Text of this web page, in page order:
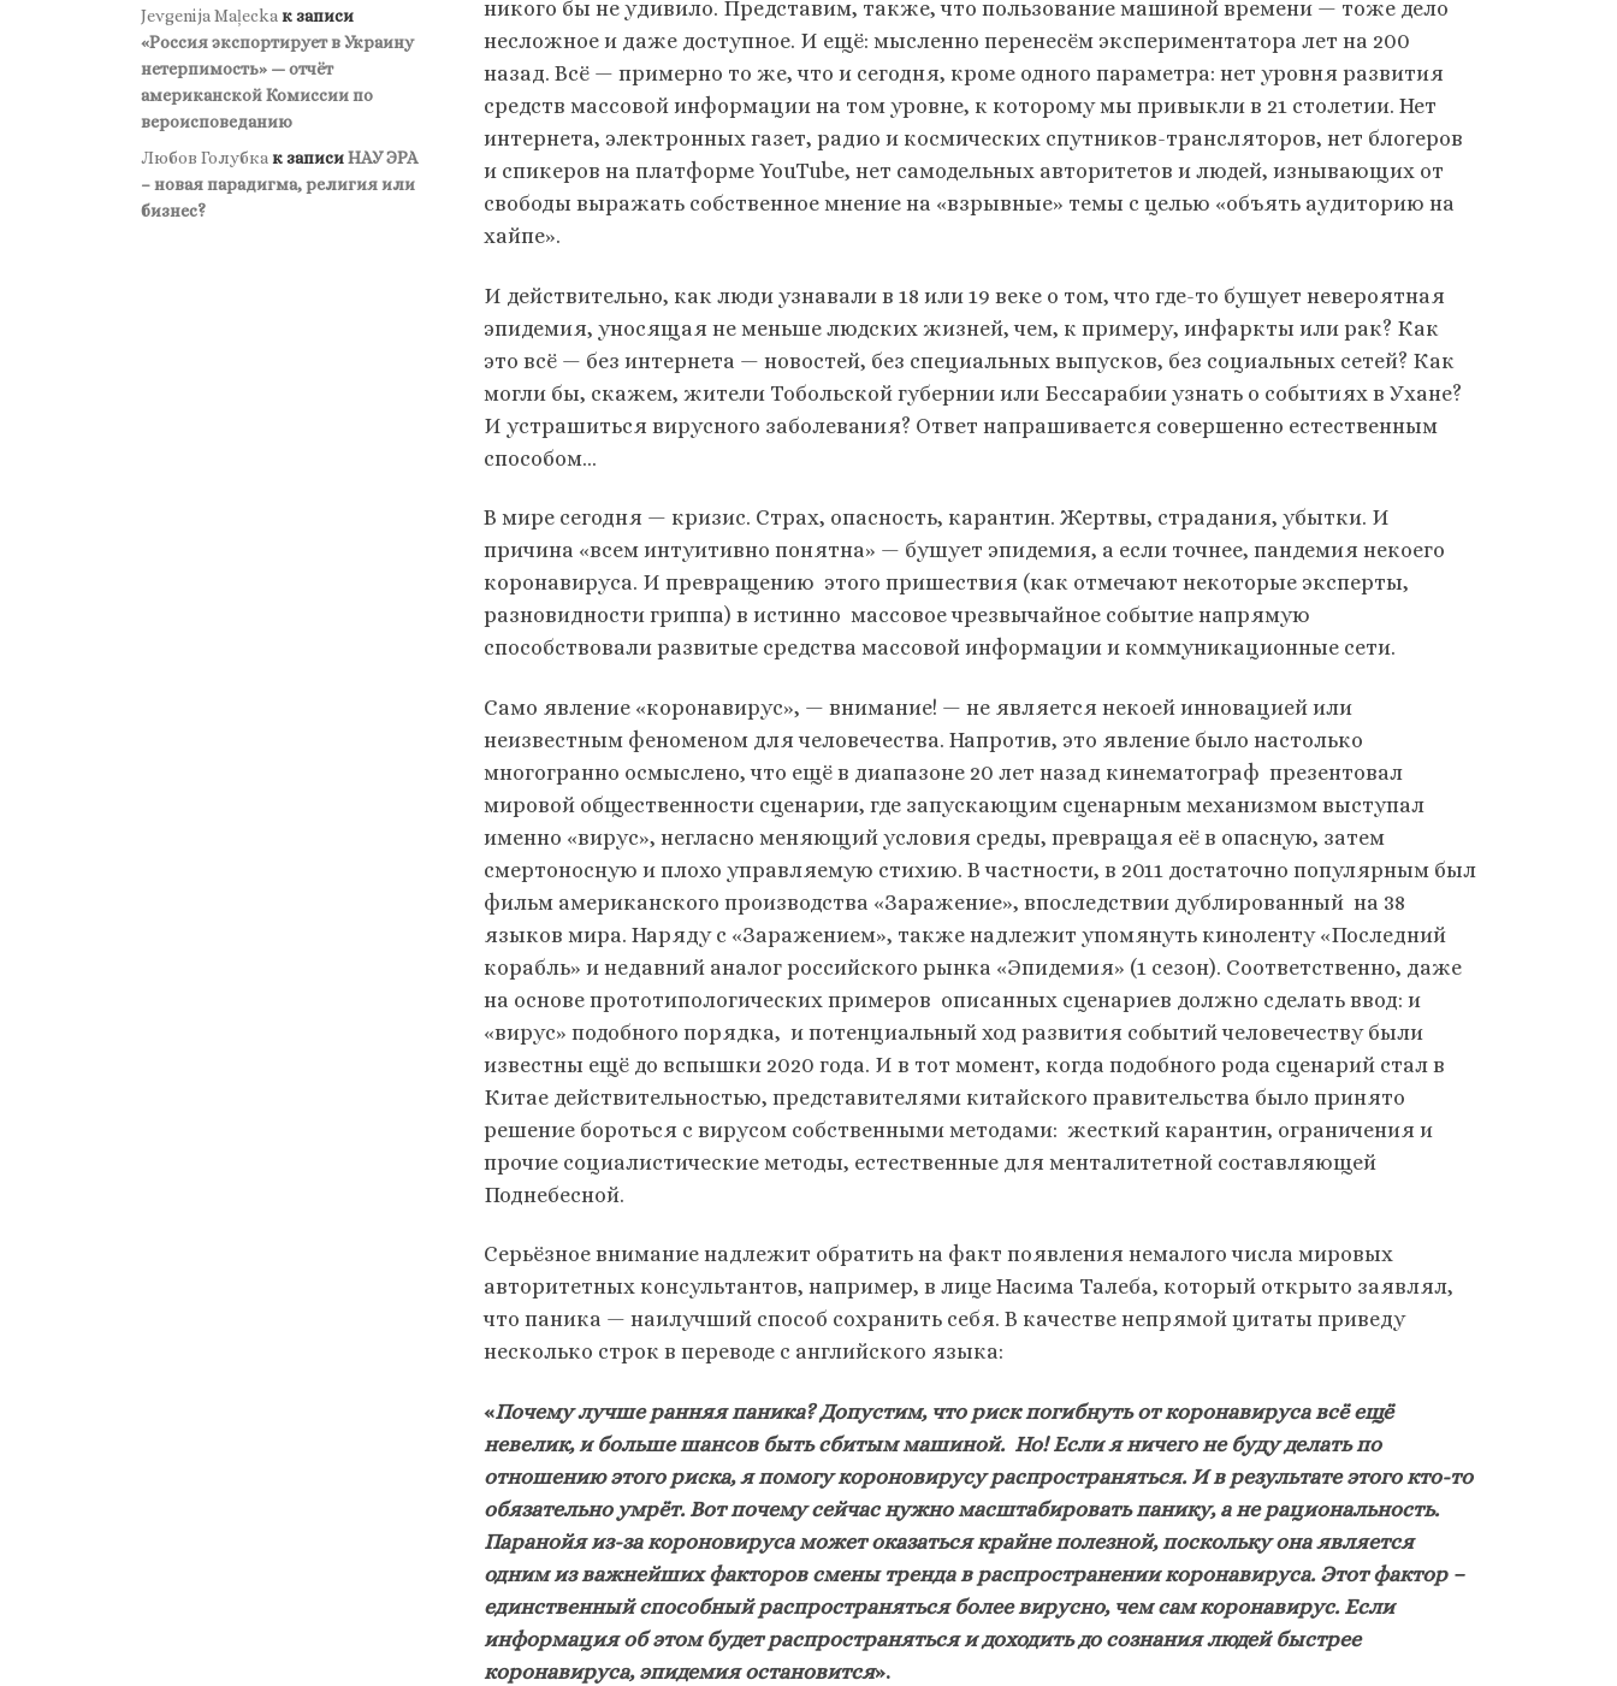
никого бы не удивило. Представим, также, что пользование машиной времени — тоже дело
несложное и даже доступное. И ещё: мысленно перенесём экспериментатора лет на 200
назад. Всё — примерно то же, что и сегодня, кроме одного параметра: нет уровня развития
средств массовой информации на том уровне, к которому мы привыкли в 21 столетии. Нет
интернета, электронных газет, радио и космических спутников-трансляторов, нет блогеров
и спикеров на платформе YouTube, нет самодельных авторитетов и людей, изнывающих от
свободы выражать собственное мнение на «взрывные» темы с целью «объять аудиторию на
хайпе».
И действительно, как люди узнавали в 18 или 19 веке о том, что где-то бушует невероятная
эпидемия, уносящая не меньше людских жизней, чем, к примеру, инфаркты или рак? Как
это всё — без интернета — новостей, без специальных выпусков, без социальных сетей? Как
могли бы, скажем, жители Тобольской губернии или Бессарабии узнать о событиях в Ухане?
И устрашиться вирусного заболевания? Ответ напрашивается совершенно естественным
способом…
В мире сегодня — кризис. Страх, опасность, карантин. Жертвы, страдания, убытки. И
причина «всем интуитивно понятна» — бушует эпидемия, а если точнее, пандемия некоего
коронавируса. И превращению этого пришествия (как отмечают некоторые эксперты,
разновидности гриппа) в истинно массовое чрезвычайное событие напрямую
способствовали развитые средства массовой информации и коммуникационные сети.
Само явление «коронавирус», — внимание! — не является некоей инновацией или
неизвестным феноменом для человечества. Напротив, это явление было настолько
многогранно осмыслено, что ещё в диапазоне 20 лет назад кинематограф презентовал
мировой общественности сценарии, где запускающим сценарным механизмом выступал
именно «вирус», негласно меняющий условия среды, превращая её в опасную, затем
смертоносную и плохо управляемую стихию. В частности, в 2011 достаточно популярным был
фильм американского производства «Заражение», впоследствии дублированный на 38
языков мира. Наряду с «Заражением», также надлежит упомянуть киноленту «Последний
корабль» и недавний аналог российского рынка «Эпидемия» (1 сезон). Соответственно, даже
на основе прототипологических примеров описанных сценариев должно сделать ввод: и
«вирус» подобного порядка, и потенциальный ход развития событий человечеству были
известны ещё до вспышки 2020 года. И в тот момент, когда подобного рода сценарий стал в
Китае действительностью, представителями китайского правительства было принято
решение бороться с вирусом собственными методами: жесткий карантин, ограничения и
прочие социалистические методы, естественные для менталитетной составляющей
Поднебесной.
Серьёзное внимание надлежит обратить на факт появления немалого числа мировых
авторитетных консультантов, например, в лице Насима Талеба, который открыто заявлял,
что паника — наилучший способ сохранить себя. В качестве непрямой цитаты приведу
несколько строк в переводе с английского языка:
«Почему лучше ранняя паника? Допустим, что риск погибнуть от коронавируса всё ещё
невелик, и больше шансов быть сбитым машиной. Но! Если я ничего не буду делать по
отношению этого риска, я помогу короновирусу распространяться. И в результате этого кто-то
обязательно умрёт. Вот почему сейчас нужно масштабировать панику, а не рациональность.
Паранойя из-за короновируса может оказаться крайне полезной, поскольку она является
одним из важнейших факторов смены тренда в распространении коронавируса. Этот фактор –
единственный способный распространяться более вирусно, чем сам коронавирус. Если
информация об этом будет распространяться и доходить до сознания людей быстрее
коронавируса, эпидемия остановится».
Jevgenija Maļecka к записи
«Россия экспортирует в Украину
нетерпимость» — отчёт
американской Комиссии по
вероисповеданию
Любов Голубкак записиНАУ ЭРА
– новая парадигма, религия или
бизнес?